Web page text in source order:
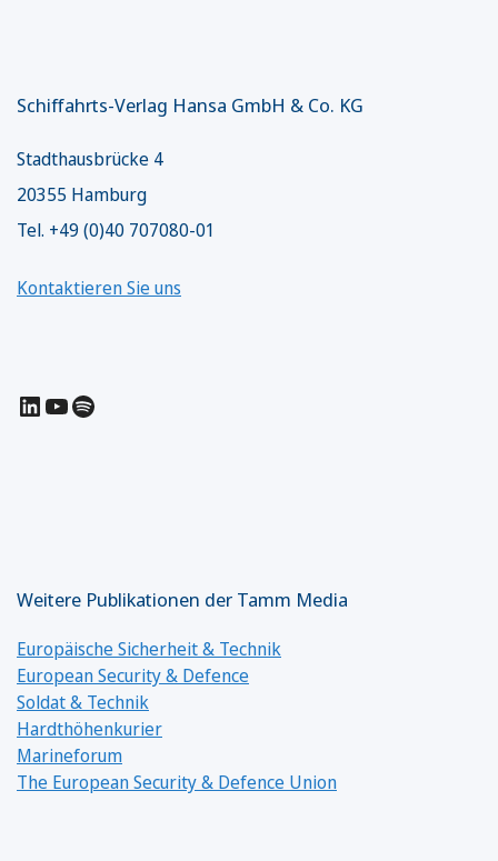
Schiffahrts-Verlag Hansa GmbH & Co. KG
Stadthausbrücke 4
20355 Hamburg
Tel. +49 (0)40 707080-01
Kontaktieren Sie uns
LinkedIn
YouTube
Spotify
Weitere Publikationen der Tamm Media
Europäische Sicherheit & Technik
European Security & Defence
Soldat & Technik
Hardthöhenkurier
Marineforum
The European Security & Defence Union